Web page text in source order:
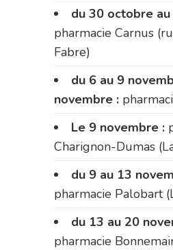
du 30 octobre
pharmacie Carnus
Fabre)
du 6 au 9
novembre :
Le 9 novembre :
Charignon-Dumas
du 9 au 13
pharmacie Palobart
du 13 au 20
pharmacie